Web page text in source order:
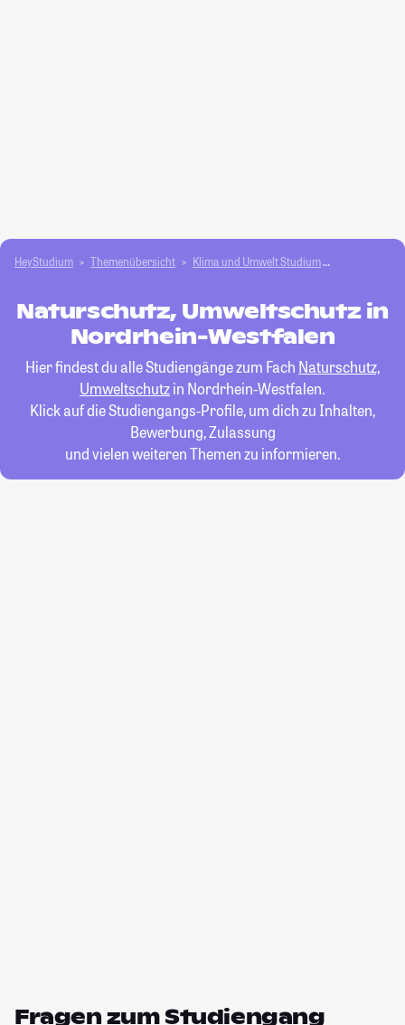
HeyStudium Themenübersicht Klima und Umwelt Studium
Naturschutz, Umweltschutz in
Nordrhein-Westfalen
Hier findest du alle Studiengänge zum Fach Naturschutz,
Umweltschutzin Nordrhein-Westfalen.
Klick auf die Studiengangs-Profile, um dich zu Inhalten,
Bewerbung, Zulassung
und vielen weiteren Themen zu informieren.
Fragen zum Studiengang